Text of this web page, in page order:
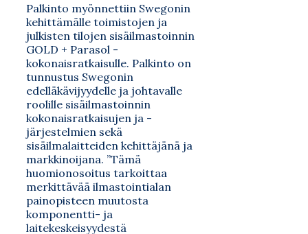
Palkinto myönnettiin Swegonin
kehittämälle toimistojen ja
julkisten tilojen sisäilmastoinnin
GOLD + Parasol -
kokonaisratkaisulle. Palkinto on
tunnustus Swegonin
edelläkävijyydelle ja johtavalle
roolille sisäilmastoinnin
kokonaisratkaisujen ja -
järjestelmien sekä
sisäilmalaitteiden kehittäjänä ja
markkinoijana. ”Tämä
huomionosoitus tarkoittaa
merkittävää ilmastointialan
painopisteen muutosta
komponentti- ja
laitekeskeisyydestä